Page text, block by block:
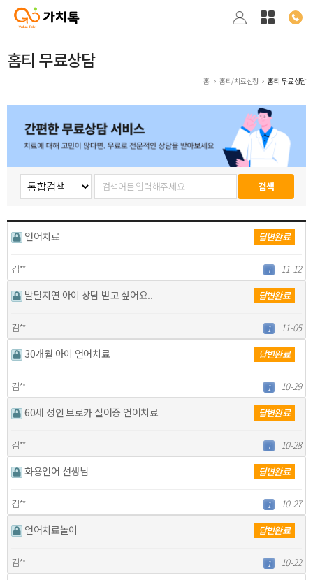
홈티 무료상담
홈 홈티/치료신청 홈티 무료상담
언어치료 답변완료
김** 1 11-12
발달지연 아이 상담 받고 싶어요.. 답변완료
김** 1 11-05
30개월 아이 언어치료 답변완료
김** 1 10-29
60세 성인 브로카 실어증 언어치료 답변완료
김** 1 10-28
화용언어 선생님 답변완료
김** 1 10-27
언어치료놀이 답변완료
김** 1 10-22